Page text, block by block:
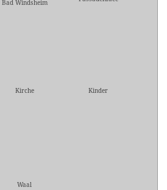
Bad Windsheim
Kirche Kinder
Waal